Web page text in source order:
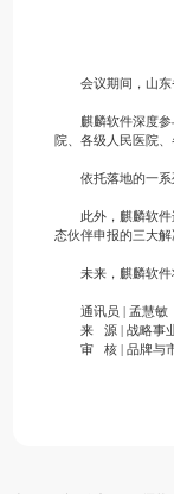
会议期间，山
麒麟软件深度
院、各级人民医院、
依托落地的一
此外，麒麟软
态伙伴申报的三大解
未来，麒麟软
通讯员 | 孟慧敏
来 源 | 战略事
审 核 | 品牌与